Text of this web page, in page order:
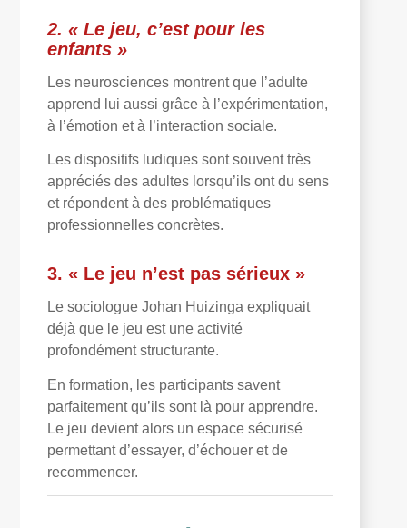
2. « Le jeu, c’est pour les
enfants »
Les neurosciences montrent que l’adulte
apprend lui aussi grâce à l’expérimentation,
à l’émotion et à l’interaction sociale.
Les dispositifs ludiques sont souvent très
appréciés des adultes lorsqu’ils ont du sens
et répondent à des problématiques
professionnelles concrètes.
3. « Le jeu n’est pas sérieux »
Le sociologue Johan Huizinga expliquait
déjà que le jeu est une activité
profondément structurante.
En formation, les participants savent
parfaitement qu’ils sont là pour apprendre.
Le jeu devient alors un espace sécurisé
permettant d’essayer, d’échouer et de
recommencer.